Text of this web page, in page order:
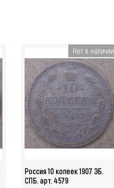
Нет в наличии
Россия 10 копеек 1907 ЭБ.
СПБ. арт. 4579